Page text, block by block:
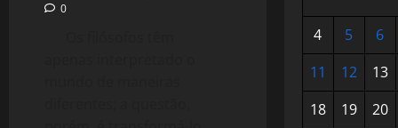
0
4 5
6
11
12
13
18
19
20